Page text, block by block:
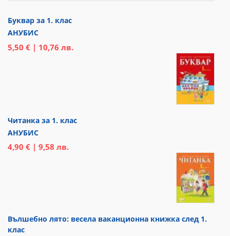
Буквар за 1. клас
АНУБИС
5,50 € | 10,76 лв.
Читанка за 1. клас
АНУБИС
4,90 € | 9,58 лв.
Вълшебно лято: весела ваканционна книжка след 1.
клас